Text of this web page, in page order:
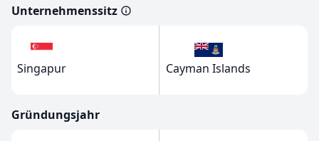
Unternehmenssitz
Singapur Cayman Islands
Gründungsjahr